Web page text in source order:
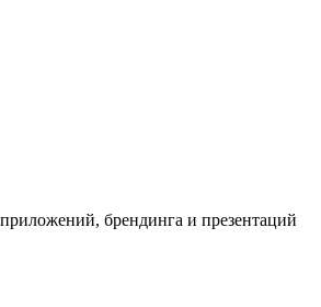
брендинга и презентаций